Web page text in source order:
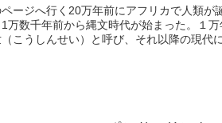
ページへ行く20万年前にアフリカで人類
1万数千年前から縄文時代が始まった。１
こうしんせい）と呼び、それ以降の現代